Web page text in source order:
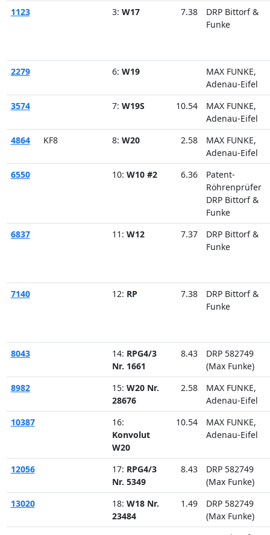
1123 3: W17 7.38
DRP Bittorf &
Funke
2279
6: W19
MAX FUNKE,
Adenau-Eifel
3574 7: W19S 10.54
MAX FUNKE,
Adenau-Eifel
4864 KF8 8: W20 2.58
MAX FUNKE,
Adenau-Eifel
6550 10: W10 #2 6.36
Patent-
Röhrenprüfer
DRP Bittorf &
Funke
6837 11: W12 7.37
DRP Bittorf &
Funke
7140
12: RP 7.38
DRP Bittorf &
Funke
8043
14: RPG4/3
Nr. 1661
8.43
DRP 582749
(Max Funke)
8982 15: W20 Nr.
28676
2.58
MAX FUNKE,
Adenau-Eifel
10387
16:
Konvolut
W20
10.54
MAX FUNKE,
Adenau-Eifel
12056 17: RPG4/3
Nr. 5349
8.43
DRP 582749
(Max Funke)
13020 18: W18 Nr.
23484
1.49
DRP 582749
(Max Funke)